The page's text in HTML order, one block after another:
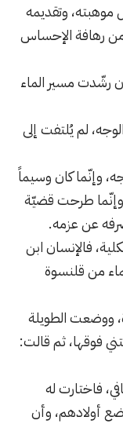
وتقديمه
رهافة الإحساس
رشّدت مسير الماء
لم يُلتفت إلى
وإنّما كان وسيماً
وإنّما طرحت قضيّة
عن عزمه.
فالإنسان ابن
من قلنسوة
ووضعت الطويلة
فوقها، ثم قالت:
فاختارت له
أولادهم، وأن